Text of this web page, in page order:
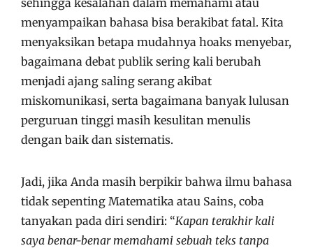
sehingga kesalahan dalam memahami atau
menyampaikan bahasa bisa berakibat fatal. Kita
menyaksikan betapa mudahnya hoaks menyebar,
bagaimana debat publik sering kali berubah
menjadi ajang saling serang akibat
miskomunikasi, serta bagaimana banyak lulusan
perguruan tinggi masih kesulitan menulis
dengan baik dan sistematis.
Jadi, jika Anda masih berpikir bahwa ilmu bahasa
tidak sepenting Matematika atau Sains, coba
tanyakan pada diri sendiri: “Kapan terakhir kali
saya benar-benar memahami sebuah teks tanpa